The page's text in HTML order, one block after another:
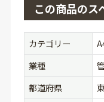
この商品のス
カテゴリー
業種
都道府県